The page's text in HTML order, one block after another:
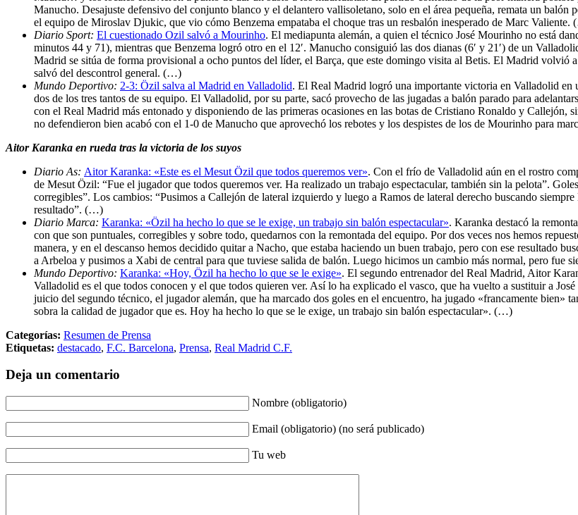
Manucho. Desajuste defensivo del conjunto blanco y el delantero vallisoletano, solo en el área pequeña, remata un
el equipo de Miroslav Djukic, que vio cómo Benzema empataba el choque tras un resbalón inesperado de Marc
Diario Sport: El cuestionado Ozil salvó a Mourinho. El mediapunta alemán, a quien el técnico José Mourinho no está
minutos 44 y 71), mientras que Benzema logró otro en el 12′. Manucho consiguió las dos dianas (6′ y 21′) de un
Madrid se sitúa de forma provisional a ocho puntos del líder, el Barça, que este domingo visita al Betis. El Madrid volvió
salvó del descontrol general. (…)
Mundo Deportivo: 2-3: Özil salva al Madrid en Valladolid. El Real Madrid logró una importante victoria en Valladolid en
dos de los tres tantos de su equipo. El Valladolid, por su parte, sacó provecho de las jugadas a balón parado para
con el Real Madrid más entonado y disponiendo de las primeras ocasiones en las botas de Cristiano Ronaldo y Callejón,
no defendieron bien acabó con el 1-0 de Manucho que aprovechó los rebotes y los despistes de los de Mourinho para
Aitor Karanka en rueda tras la victoria de los suyos
Diario As: Aitor Karanka: «Este es el Mesut Özil que todos queremos ver». Con el frío de Valladolid aún en el rostro
de Mesut Özil: “Fue el jugador que todos queremos ver. Ha realizado un trabajo espectacular, también sin la pelota”.
corregibles”. Los cambios: “Pusimos a Callejón de lateral izquierdo y luego a Ramos de lateral derecho buscando
resultado”. (…)
Diario Marca: Karanka: «Özil ha hecho lo que se le exige, un trabajo sin balón espectacular». Karanka destacó la
con que son puntuales, corregibles y sobre todo, quedarnos con la remontada del equipo. Por dos veces nos hemos
manera, y en el descanso hemos decidido quitar a Nacho, que estaba haciendo un buen trabajo, pero con ese resultado
a Arbeloa y pusimos a Xabi de central para que tuviese salida de balón. Luego hicimos un cambio más normal, pero fue
Mundo Deportivo: Karanka: «Hoy, Özil ha hecho lo que se le exige». El segundo entrenador del Real Madrid, Aitor
Valladolid es el que todos conocen y el que todos quieren ver. Así lo ha explicado el vasco, que ha vuelto a sustituir a
juicio del segundo técnico, el jugador alemán, que ha marcado dos goles en el encuentro, ha jugado «francamente bien»
sobra la calidad de jugador que es. Hoy ha hecho lo que se le exige, un trabajo sin balón espectacular». (…)
Categorías: Resumen de Prensa
Etiquetas: destacado, F.C. Barcelona, Prensa, Real Madrid C.F.
Deja un comentario
Nombre (obligatorio)
Email (obligatorio) (no será publicado)
Tu web